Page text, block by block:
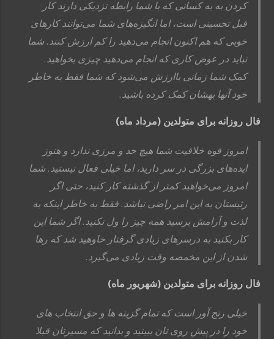
کردن به به کسانی که با شما رابطه نزدیکی دارند کار
قبل تحسینی است، اما انگیزه‌های شما می‌توانند کارهای
خوبی که هم اکنون انجام می‌دهید را کم ارزش کنند. شما
نباید در عوض کاری که انجام می‌دهید چیزی بخواهید.
کمک شما زمانی باارزش می‌شود که شما فقط به خاطر
خود آنها بهشان کمک کرده باشید.
فال روزانه برای متولدین (مرداد ماه)
امروز قوه خلاقیت شما هیچ حد و مرزی ندارد و هنوز
ایده‌های بزرگی در سر دارید، اما خیلی فعال نیستید. شما
امروز می‌خواهید کمتر از گذشته کار کنید، حتی اگر
رئیستان به این امر راضی نباشد. فقط به خاطر اینکه به
لذت و آرامش برسید همه چیز را ول نکنید. اگر شما این
کار بکنید به درسرهای زیادی گرفتار خاوهید شد که رها
شدن از این مخمصه وقت زیادی می‌گیرد.
فال روزانه برای متولدین (شهریور ماه)
خیلی رنج آور است که تمام گزینه ها و حق انتخاب های
خود را در پیش روی تان ببینید و بدانید که مسیرتان قبلا